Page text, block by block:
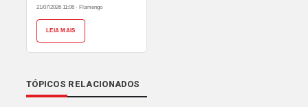
21/07/2026 11:06 · Flamengo
LEIA MAIS
TÓPICOS RELACIONADOS